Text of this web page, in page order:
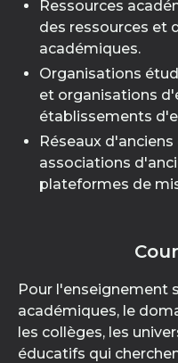
Ressources
des ressources et
académiques.
Organisations
et organisations
établissements
Réseaux
associations
plateformes de
Pour l'enseignement
académiques, le
les collèges, les
éducatifs qui